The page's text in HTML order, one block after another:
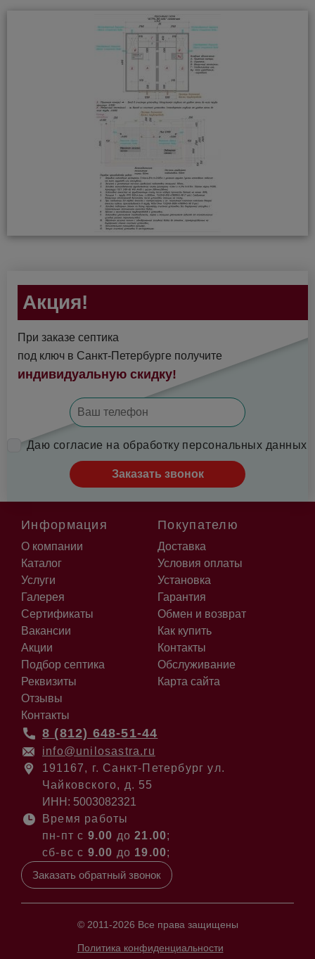
Акция!
При заказе септика
под ключ в Санкт-Петербурге получите
индивидуальную скидку!
Даю согласие на обработку персональных данных
Заказать звонок
Информация
О компании
Каталог
Услуги
Галерея
Сертификаты
Вакансии
Акции
Подбор септика
Реквизиты
Отзывы
Контакты
Покупателю
Доставка
Условия оплаты
Установка
Гарантия
Обмен и возврат
Как купить
Контакты
Обслуживание
Карта сайта
8 (812) 648-51-44
info@unilosastra.ru
191167, г. Санкт-Петербург ул.
Чайковского, д. 55
ИНН: 5003082321
Время работы
пн-пт с 9.00 до21.00;
сб-вс с 9.00 до 19.00;
Заказать обратный звонок
© 2011-2026 Все права защищены
Политика конфиденциальности